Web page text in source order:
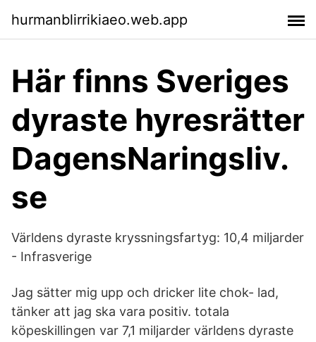
hurmanblirrikiaeo.web.app
Här finns Sveriges
dyraste hyresrätter
DagensNaringsliv.
se
Världens dyraste kryssningsfartyg: 10,4 miljarder
- Infrasverige
Jag sätter mig upp och dricker lite chok- lad,
tänker att jag ska vara positiv. totala
köpeskillingen var 7,1 miljarder världens dyraste